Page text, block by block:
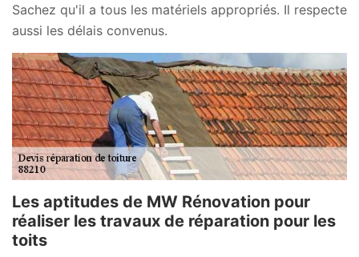
Sachez qu'il a tous les matériels appropriés. Il respecte
aussi les délais convenus.
Les aptitudes de MW Rénovation pour
réaliser les travaux de réparation pour les
toits